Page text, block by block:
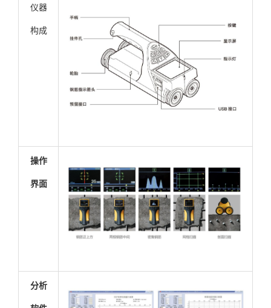
仪器
构成
操作
界面
分析